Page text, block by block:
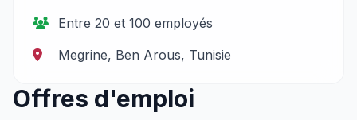
Entre 20 et 100 employés
Megrine, Ben Arous, Tunisie
Offres d'emploi